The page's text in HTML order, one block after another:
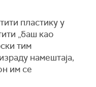
пластику у
„баш као
тим
намештаја,
им се